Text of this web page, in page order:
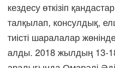
кездесу өткізіп
талқылап, консулдық,
тиісті шаралалар
алды. 2018 жылдың 13-